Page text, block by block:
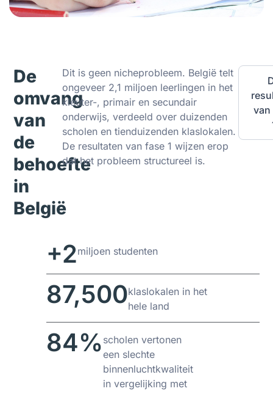
De
omvang
van
de
behoefte
in
België
Dit is geen nicheprobleem. België telt
ongeveer 2,1 miljoen leerlingen in het
kleuter-, primair en secundair
onderwijs, verdeeld over duizenden
scholen en tienduizenden klaslokalen.
De resultaten van fase 1 wijzen erop
dat het probleem structureel is.
van
+2miljoen studenten
87,500klaslokalen in het
hele land
84% scholen vertonen
een slechte
binnenluchtkwaliteit
in vergelijking met